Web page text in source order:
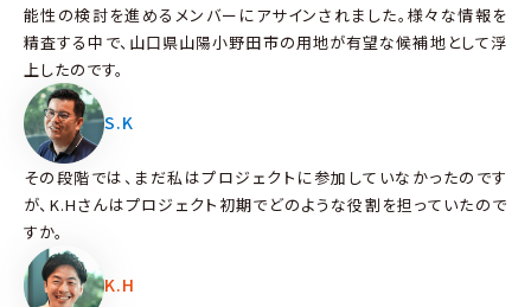
能性の検討を進めるメンバーにアサインされました。様々な情報を
精査する中で、山口県山陽小野田市の用地が有望な候補地として浮
上したのです。
S.K
その段階では、まだ私はプロジェクトに参加していなかったのです
が、K.Hさんはプロジェクト初期でどのような役割を担っていたので
すか。
K.H